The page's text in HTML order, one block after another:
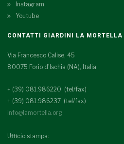
Instagram
Youtube
CONTATTI GIARDINI LA MORTELLA
Via Francesco Calise, 45
80075 Forio d'Ischia (NA), Italia
+ (39) 081.986220 (tel/fax)
+ (39) 081.986237 (tel/fax)
info@lamortella.org
Ufficio stampa: